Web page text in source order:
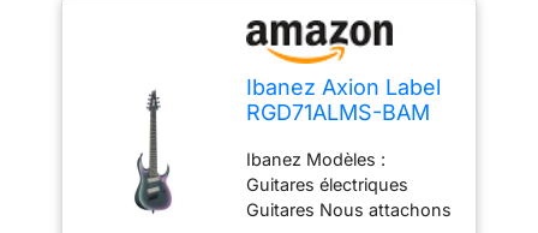
Ibanez Axion Label
RGD71ALMS-BAM
Ibanez Noir
Ibanez Modèles :
Guitares électriques
Guitares Nous attachons